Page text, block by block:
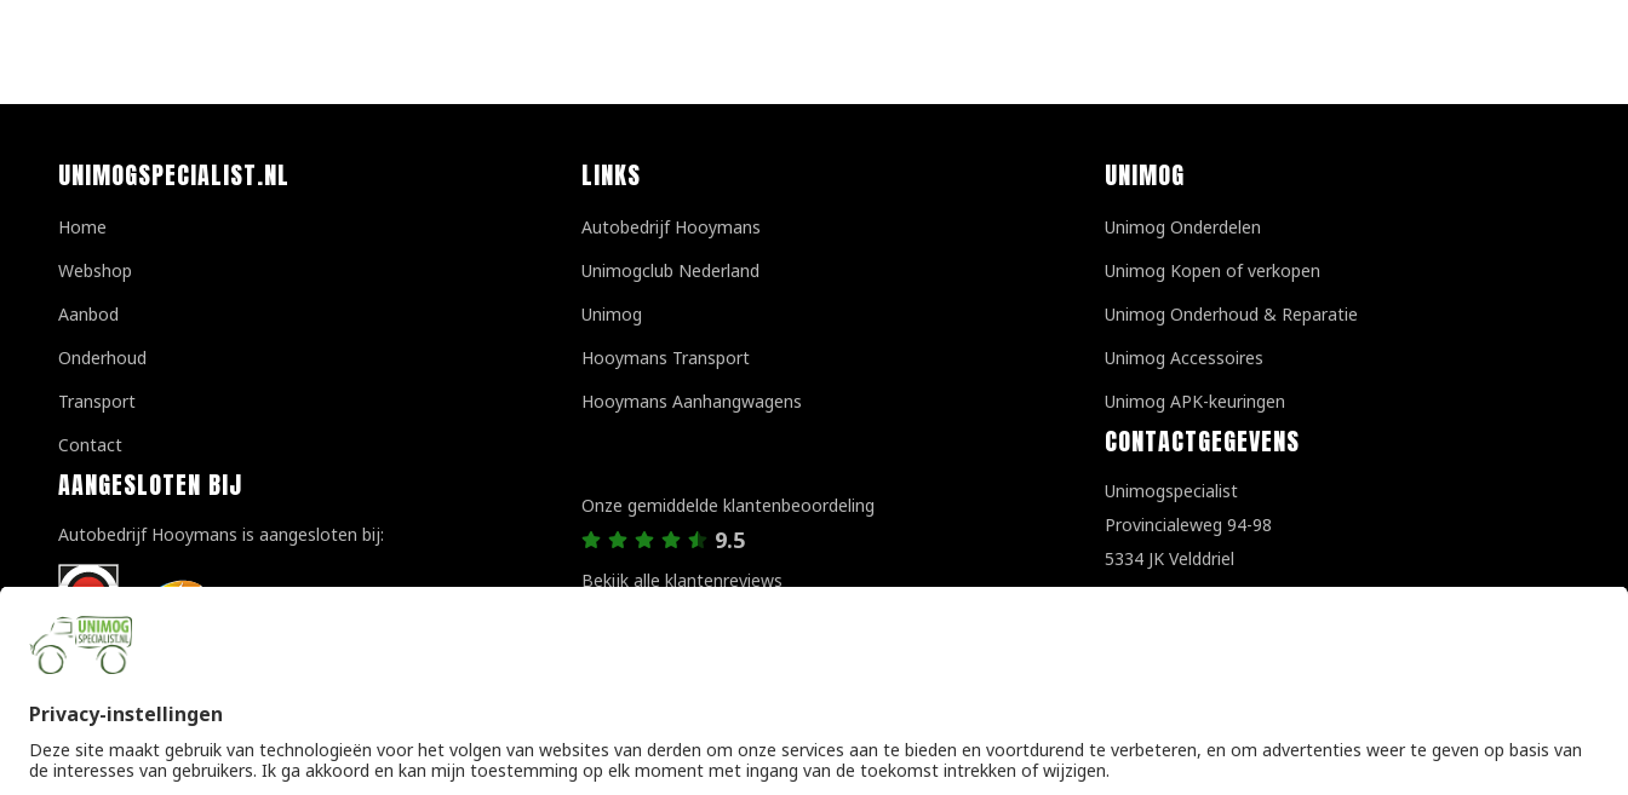
UNIMOGSPECIALIST.NL
Home
Webshop
Aanbod
Onderhoud
Transport
Contact
AANGESLOTEN BIJ
Autobedrijf Hooymans is aangesloten bij:
LINKS
Autobedrijf Hooymans
Unimogclub Nederland
Unimog
Hooymans Transport
Hooymans Aanhangwagens
Onze gemiddelde klantenbeoordeling
9.5
Bekijk alle klantenreviews
UNIMOG
Unimog Onderdelen
Unimog Kopen of verkopen
Unimog Onderhoud & Reparatie
Unimog Accessoires
Unimog APK-keuringen
CONTACTGEGEVENS
Unimogspecialist
Provincialeweg 94-98
5334 JK Velddriel